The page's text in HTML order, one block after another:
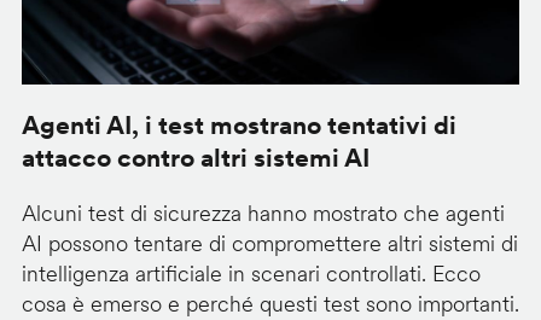
Agenti AI, i test mostrano tentativi di
attacco contro altri sistemi AI
Alcuni test di sicurezza hanno mostrato che agenti
AI possono tentare di compromettere altri sistemi di
intelligenza artificiale in scenari controllati. Ecco
cosa è emerso e perché questi test sono importanti.